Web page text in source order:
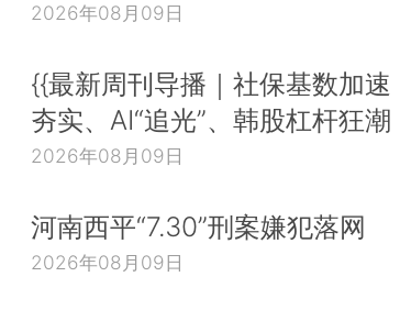
2026年08月09日
{{最新周刊导播｜社保基数加速
夯实、AI“追光”、韩股杠杆狂潮
2026年08月09日
河南西平“7.30”刑案嫌犯落网
2026年08月09日